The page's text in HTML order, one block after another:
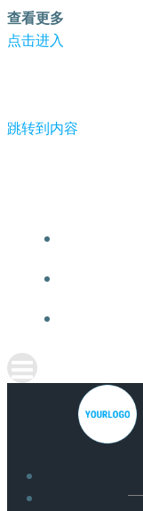
查看更多
点击进入
跳转到内容